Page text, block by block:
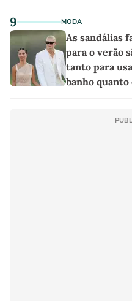
9 MODA
As sandálias
para o verão
tanto para
banho